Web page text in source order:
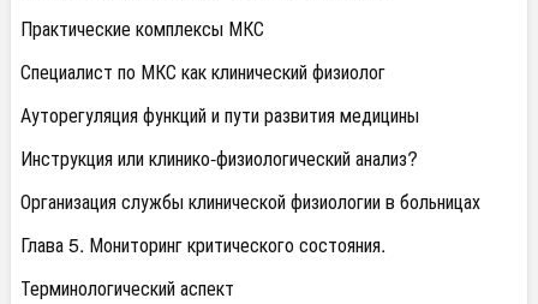
Практические комплексы МКС
Специалист по МКС как клинический физиолог
Ауторегуляция функций и пути развития медицины
Инструкция или клинико-физиологический анализ?
Организация службы клинической физиологии в больницах
Глава 5. Мониторинг критического состояния.
Терминологический аспект